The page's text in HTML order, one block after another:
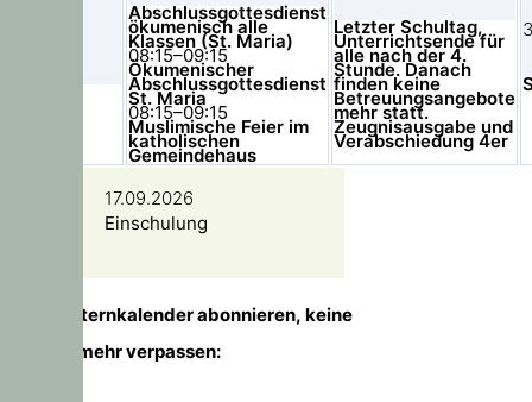
Abschlussgottesdienst
ökumenisch alle
Klassen (St. Maria)
08:15–09:15
Ökumenischer
Abschlussgottesdienst
St. Maria
08:15–09:15
Muslimische Feier im
katholischen
Gemeindehaus
Letzter Schultag,
Unterrichtsende für
alle nach der 4.
Stunde. Danach
finden keine
Betreuungsangebote
mehr statt.
Zeugnisausgabe und
Verabschiedung 4er
17.09.2026
Einschulung
Elternkalender abonnieren, keine
Temine mehr verpassen: